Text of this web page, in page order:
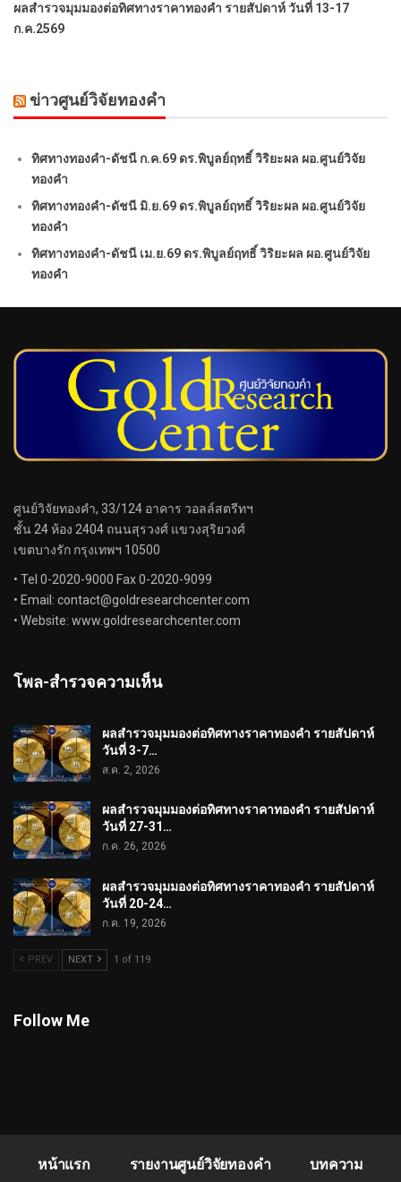
ผลสำรวจมุมมองต่อทิศทางราคาทองคำ รายสัปดาห์ วันที่ 13-17
ก.ค.2569
ข่าวศูนย์วิจัยทองคำ
ทิศทางทองคำ-ดัชนี ก.ค.69 ดร.พิบูลย์ฤทธิ์ วิริยะผล ผอ.ศูนย์วิจัย
ทองคำ
ทิศทางทองคำ-ดัชนี มิ.ย.69 ดร.พิบูลย์ฤทธิ์ วิริยะผล ผอ.ศูนย์วิจัย
ทองคำ
ทิศทางทองคำ-ดัชนี เม.ย.69 ดร.พิบูลย์ฤทธิ์ วิริยะผล ผอ.ศูนย์วิจัย
ทองคำ
ศูนย์วิจัยทองคำ, 33/124 อาคาร วอลล์สตรีทฯ
ชั้น 24 ห้อง 2404 ถนนสุรวงศ์ แขวงสุริยวงศ์
เขตบางรัก กรุงเทพฯ 10500
• Tel 0-2020-9000 Fax 0-2020-9099
• Email: contact@goldresearchcenter.com
• Website: www.goldresearchcenter.com
โพล-สำรวจความเห็น
ผลสำรวจมุมมองต่อทิศทางราคาทองคำ รายสัปดาห์
วันที่ 3-7…
ส.ค. 2, 2026
ผลสำรวจมุมมองต่อทิศทางราคาทองคำ รายสัปดาห์
วันที่ 27-31…
ก.ค. 26, 2026
ผลสำรวจมุมมองต่อทิศทางราคาทองคำ รายสัปดาห์
วันที่ 20-24…
ก.ค. 19, 2026
PREV NEXT 1 of 119
Follow Me
หน้าแรก รายงานศูนย์วิจัยทองคำ บทความ